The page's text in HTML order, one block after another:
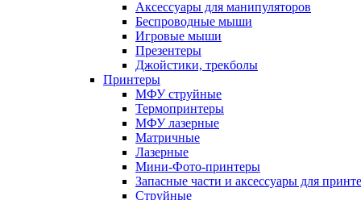
Аксессуары для манипуляторов
Беспроводные мыши
Игровые мыши
Презентеры
Джойстики, трекболы
Принтеры
МФУ струйные
Термопринтеры
МФУ лазерные
Матричные
Лазерные
Мини-Фото-принтеры
Запасные части и аксессуары для
Струйные